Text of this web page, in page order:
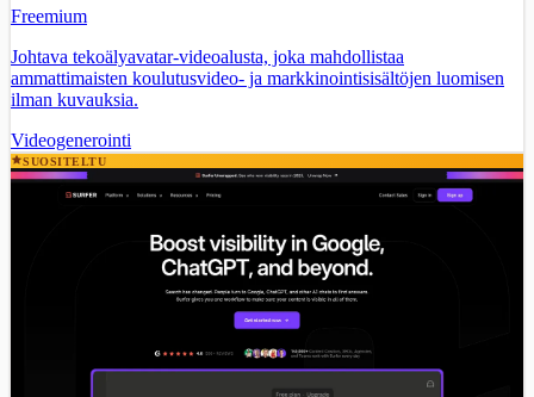
Freemium
Johtava tekoälyavatar-videoalusta, joka mahdollistaa
ammattimaisten koulutusvideo- ja markkinointisisältöjen luomisen
ilman kuvauksia.
Videogenerointi
SUOSITELTU